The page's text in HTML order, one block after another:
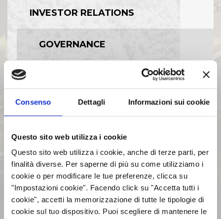
Consenso Dettagli Informazioni sui cookie
Questo sito web utilizza i cookie
Questo sito web utilizza i cookie, anche di terze parti, per
finalità diverse. Per saperne di più su come utilizziamo i
cookie o per modificare le tue preferenze, clicca su
"Impostazioni cookie". Facendo click su "Accetta tutti i
cookie", accetti la memorizzazione di tutte le tipologie di
cookie sul tuo dispositivo. Puoi scegliere di mantenere le
INVESTOR RELATIONS
GOVERNANCE
CALENDARIO EVENTI SOCIETARI
EVENTI E DOCUMENTAZIONE
BILANCI E RELAZIONI
INTERMEDIE
ASSEMBLEE